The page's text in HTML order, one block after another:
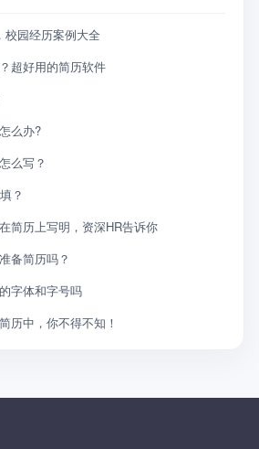
校园经历案例大全
超好用的简历软件
么办?
么写？
？
简历上写明，资深HR告诉你
备简历吗？
字体和字号吗
历中，你不得不知！